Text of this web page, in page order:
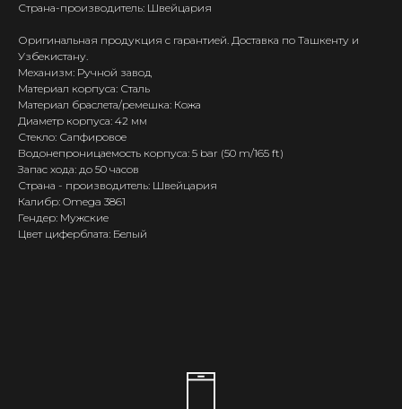
Страна-производитель: Швейцария
Оригинальная продукция с гарантией. Доставка по Ташкенту и
Узбекистану.
Механизм: Ручной завод
Материал корпуса: Сталь
Материал браслета/ремешка: Кожа
Диаметр корпуса: 42 мм
Стекло: Сапфировое
Водонепроницаемость корпуса: 5 bar (50 m/165 ft)
Запас хода: до 50 часов
Страна - производитель: Швейцария
Калибр: Omega 3861
Гендер: Мужские
Цвет циферблата: Белый